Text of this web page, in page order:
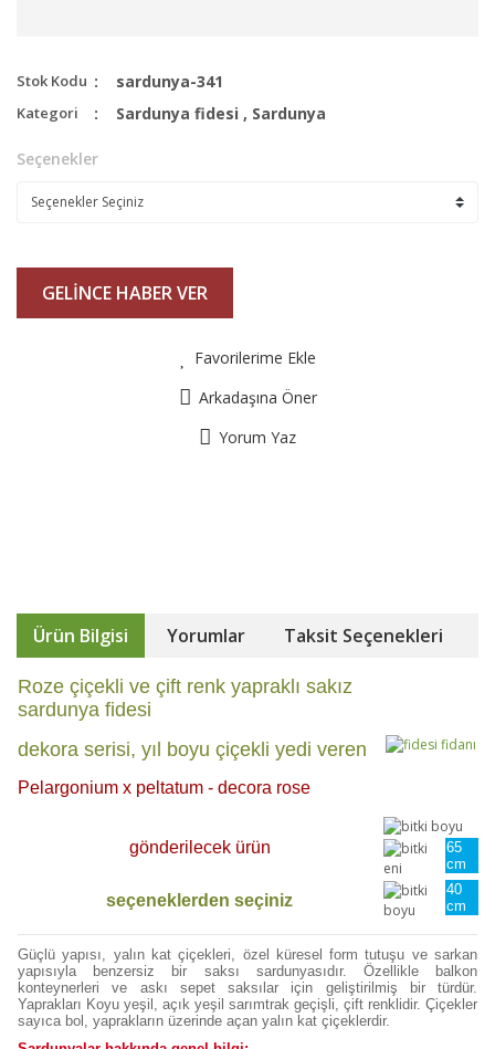
Stok Kodu sardunya-341
Kategori Sardunya fidesi , Sardunya
Seçenekler
GELİNCE HABER VER
Favorilerime Ekle
Arkadaşına Öner
Yorum Yaz
Ürün Bilgisi Yorumlar Taksit Seçenekleri
Roze çiçekli ve çift renk yapraklı sakız
sardunya fidesi
dekora serisi, yıl boyu çiçekli yedi veren
Pelargonium x peltatum - decora rose
gönderilecek ürün
65
cm
seçeneklerden seçiniz
40
cm
Güçlü yapısı, yalın kat çiçekleri, özel küresel form tutuşu ve sarkan
yapısıyla benzersiz bir saksı sardunyasıdır. Özellikle balkon
konteynerleri ve askı sepet saksılar için geliştirilmiş bir türdür.
Yaprakları Koyu yeşil, açık yeşil sarımtrak geçişli, çift renklidir. Çiçekler
sayıca bol, yaprakların üzerinde açan yalın kat çiçeklerdir.